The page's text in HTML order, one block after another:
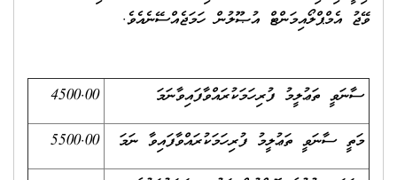
ވޭޖު އެމްޕްލޯއިމަންޓް އުޞޫލުން ހަމަޖެއްސޭނެއެވެ.
ސާނަވީ ތަޢުލީމު ފުރިހަމަކުރައްވާފައިވާނަމަ
4500.00
މަތީ ސާނަވީ ތަޢުލީމު ފުރިހަމަކުރައްވާފައިވާ ނަމަ
5500.00